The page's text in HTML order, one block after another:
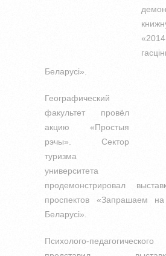
Беларусі».
Географический
факультет провёл
акцию «Простыя
рэчы». Сектор
туризма
университета
продемонстрировал
проспектов «Запрашаем
Беларусі».
Психолого-